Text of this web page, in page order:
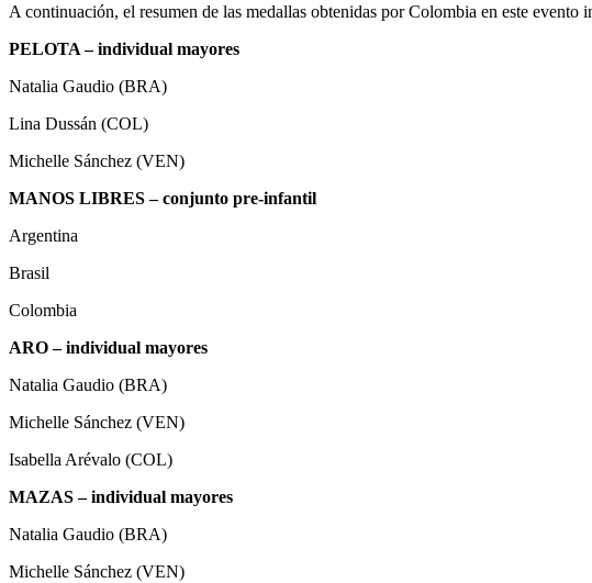
A continuación, el resumen de las medallas obtenidas por Colombia en este evento
PELOTA – individual mayores
Natalia Gaudio (BRA)
Lina Dussán (COL)
Michelle Sánchez (VEN)
MANOS LIBRES – conjunto pre-infantil
Argentina
Brasil
Colombia
ARO – individual mayores
Natalia Gaudio (BRA)
Michelle Sánchez (VEN)
Isabella Arévalo (COL)
MAZAS – individual mayores
Natalia Gaudio (BRA)
Michelle Sánchez (VEN)